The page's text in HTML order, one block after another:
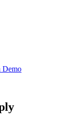
Demo